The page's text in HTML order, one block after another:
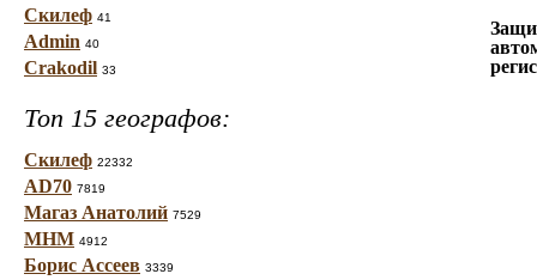
Скилеф 41
Admin 40
Crakodil 33
Топ 15 географов:
Скилеф 22332
AD70 7819
Магаз Анатолий 7529
МНМ 4912
Борис Ассеев 3339